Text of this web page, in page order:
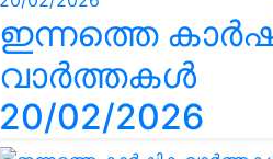
ഇന്നത്തെ
വാർത്തകൾ
20/02/2026